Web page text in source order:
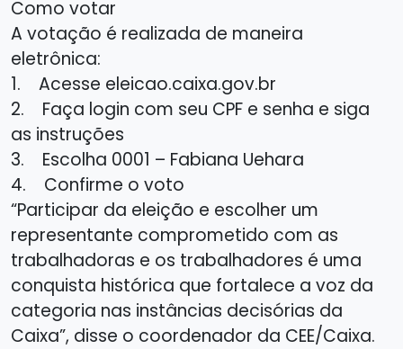
Como votar
A votação é realizada de maneira
eletrônica:
1. Acesse eleicao.caixa.gov.br
2. Faça login com seu CPF e senha e siga
as instruções
3. Escolha 0001 – Fabiana Uehara
4. Confirme o voto
“Participar da eleição e escolher um
representante comprometido com as
trabalhadoras e os trabalhadores é uma
conquista histórica que fortalece a voz da
categoria nas instâncias decisórias da
Caixa”, disse o coordenador da CEE/Caixa.